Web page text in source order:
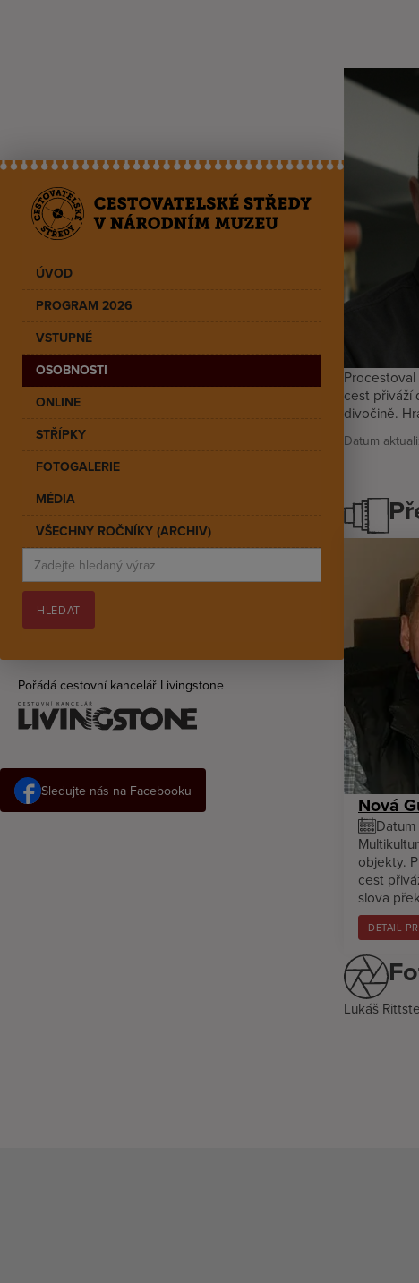
ÚVOD
PROGRAM 2026
VSTUPNÉ
OSOBNOSTI
ONLINE
STŘÍPKY
FOTOGALERIE
MÉDIA
VŠECHNY ROČNÍKY (ARCHIV)
Pořádá cestovní kancelář Livingstone
Sledujte nás na Facebooku
cest přiváží
divočině.
Datum
Nová
objekty.
cest
slova
DETAIL
Lukáš